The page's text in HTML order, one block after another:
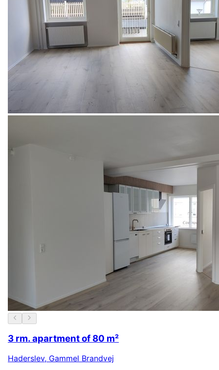
3 rm. apartment of 80 m²
Haderslev, Gammel Brandvej